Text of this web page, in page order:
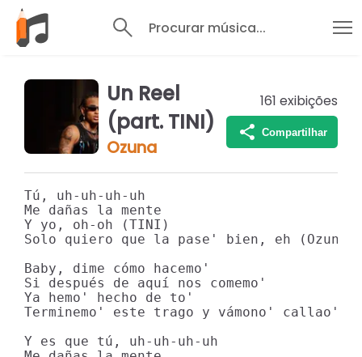
Procurar música...
Un Reel
(part. TINI)
Ozuna
161 exibições
Compartilhar
Tú, uh-uh-uh-uh
Me dañas la mente
Y yo, oh-oh (TINI)
Solo quiero que la pase' bien, eh (Ozuna)
Baby, dime cómo hacemo'
Si después de aquí nos comemo'
Ya hemo' hecho de to'
Terminemo' este trago y vámono' callao',
Y es que tú, uh-uh-uh-uh